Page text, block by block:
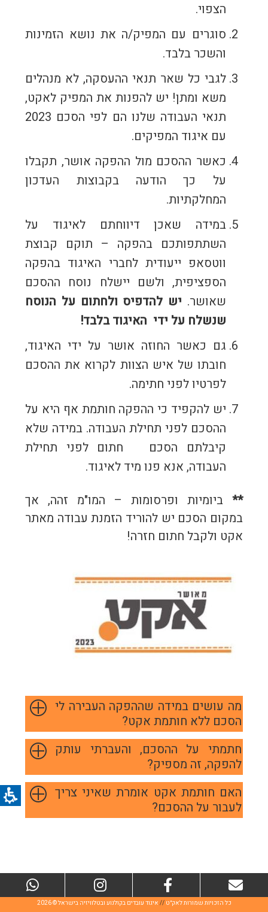
הצפוי.
סוגרים עם המפיק/ה את נושא הזמינות
והשכר בלבד.
לגבי כל שאר תנאי ההעסקה, לא מנהלים
משא ומתן! יש להפנות את המפיק לאקט,
תנאי העבודה שלנו הם לפי הסכם 2023
עם איגוד המפיקים.
כאשר ההסכם מול ההפקה אושר, תקבלו
על כך הודעה בקבוצות העדכון
המחלקתיות.
במידה שאכן דיווחתם לאיגוד על
השתתפותכם בהפקה – תוקם קבוצת
ווטסאפ ייעודית לחברי האיגוד בהפקה
הספציפית, ולשם יישלח נוסח ההסכם
שאושר. יש להדפיס ולחתום על הנוסח
שנשלח על ידי האיגוד בלבד!
גם כאשר החוזה אושר על ידי האיגוד,
חובתו של איש הצוות לקרוא את ההסכם
לפרטיו לפני חתימה.
יש להקפיד כי ההפקה חותמת אף היא על
ההסכם לפני תחילת העבודה. במידה שלא
קיבלתם הסכם חתום לפני תחילת
העבודה, אנא פנו מיד לאיגוד.
** ביומיות ופרסומות – המו"מ זהה, אך
במקום הסכם יש להוריד הזמנת עבודה מאתר
אקט ולקבל חתום חזרה!
מה עושים במידה שההפקה העבירה לי
הסכם ללא חותמת אקט?
חתמתי על ההסכם, והעברתי עותק
להפקה, זה מספיק?
האם חותמת אקט אומרת שאיני צריך
לעבור על ההסכם?
צור
קשר
Instagram
כל הזכויות שמורות לאק״ט// איגוד עובדים בקולנוע ובטלוויזיה בישראל © 2026